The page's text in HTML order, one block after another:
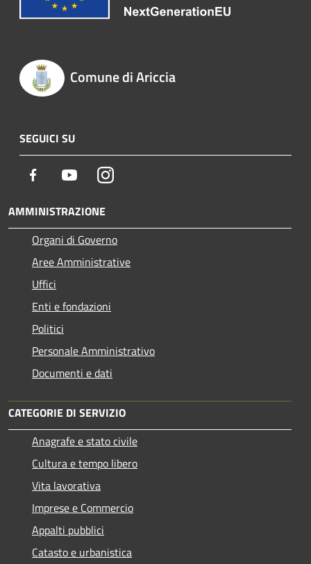
Comune di Ariccia
SEGUICI SU
Facebook YoutubeInstagram
AMMINISTRAZIONE
Organi di Governo
Aree Amministrative
Uffici
Enti e fondazioni
Politici
Personale Amministrativo
Documenti e dati
CATEGORIE DI SERVIZIO
Anagrafe e stato civile
Cultura e tempo libero
Vita lavorativa
Imprese e Commercio
Appalti pubblici
Catasto e urbanistica